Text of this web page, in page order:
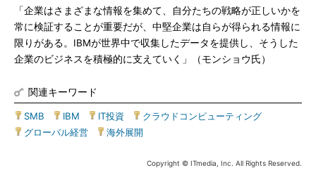
「企業はさまざまな情報を集めて、自分たちの戦略が正しいかを
常に検証することが重要だが、中堅企業は自らが得られる情報に
限りがある。IBMが世界中で収集したデータを提供し、そうした
企業のビジネスを積極的に支えていく」（モンショウ氏）
関連キーワード
SMB IBM IT投資 クラウドコンピューティング
グローバル経営
海外展開
Copyright © ITmedia, Inc. All Rights Reserved.